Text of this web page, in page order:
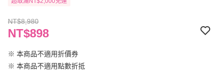
NT$8,980
NT$898
※ 本商品不適用折價券
※ 本商品不適用點數折抵